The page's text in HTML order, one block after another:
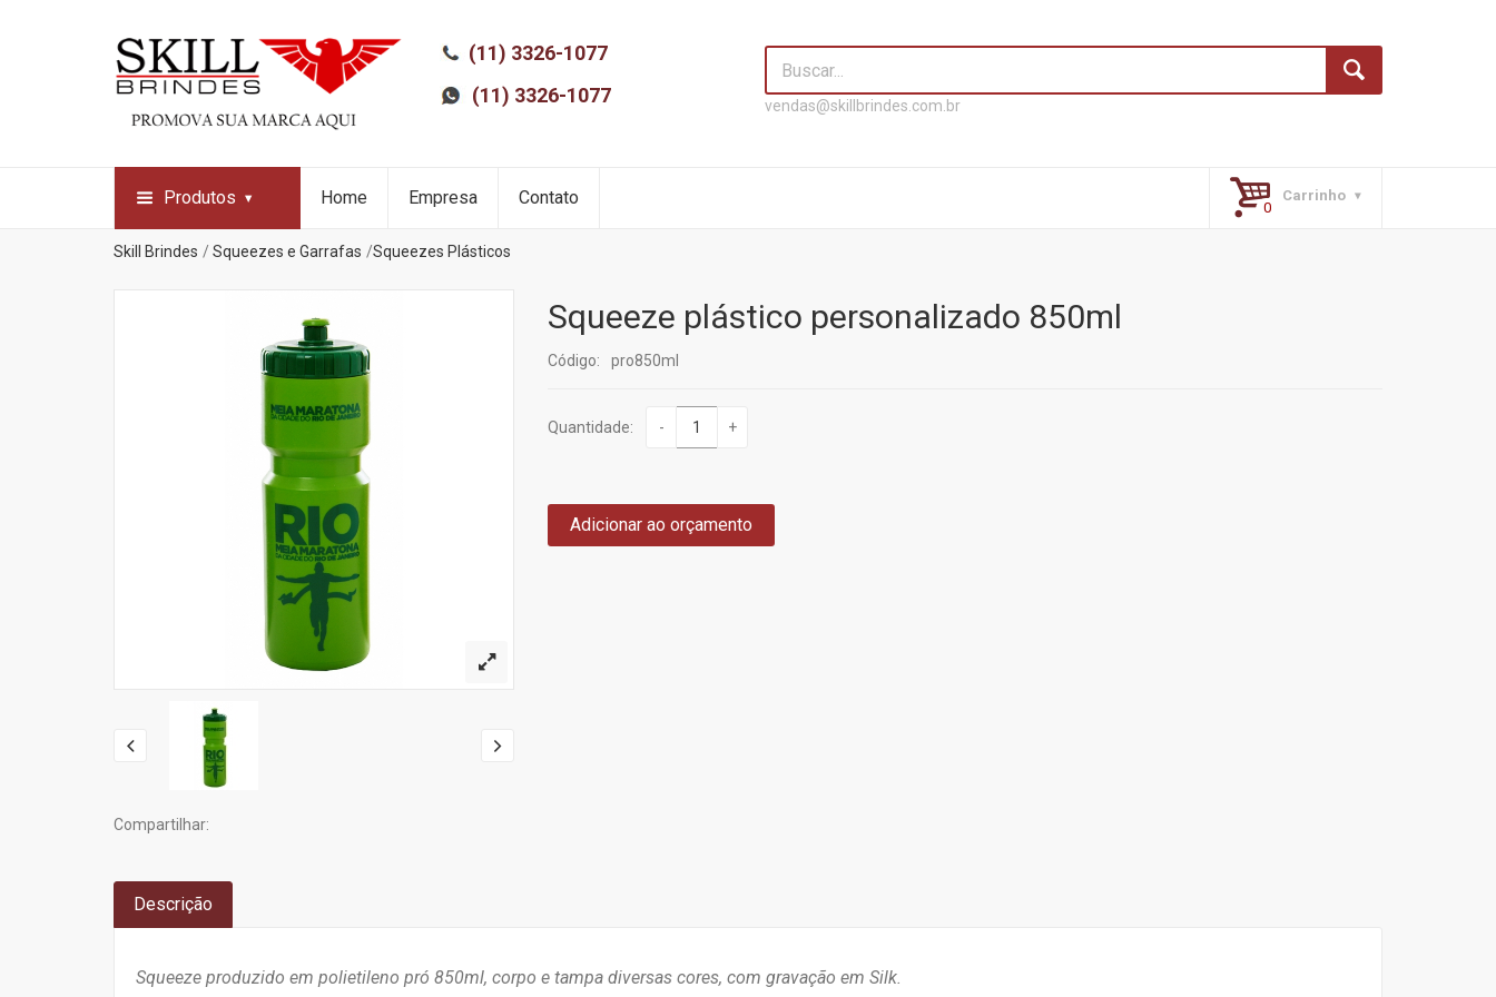
(11) 3326-1077
(11) 3326-1077
vendas@skillbrindes.com.br
Produtos Home Empresa Contato Carrinho
Skill Brindes Squeezes e Garrafas Squeezes Plásticos
Compartilhar:
Squeeze plástico personalizado 850ml
Código: pro850ml
Quantidade: - +
Adicionar ao orçamento
Descrição
Squeeze produzido em polietileno pró 850ml, corpo e tampa diversas cores, com gravação em Silk.